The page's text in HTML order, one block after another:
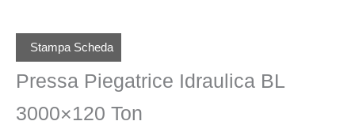
Stampa Scheda
Pressa Piegatrice Idraulica BL
3000×120 Ton